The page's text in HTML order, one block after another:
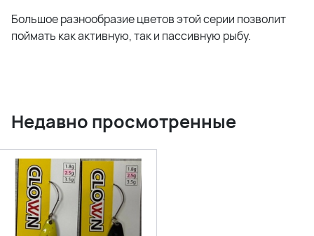
Большое разнообразие цветов этой серии позволит
поймать как активную, так и пассивную рыбу.
Недавно просмотренные